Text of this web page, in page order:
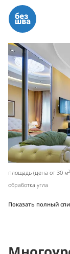
площадь (цена от 30 м2
обработка угла
Показать полный